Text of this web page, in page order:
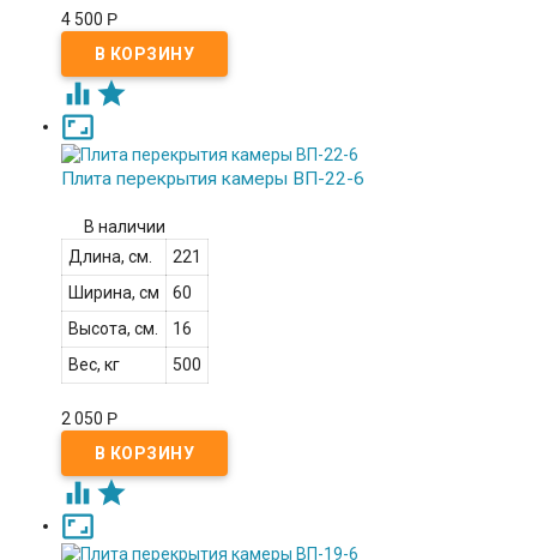
4 500 Р
 

Плита перекрытия камеры ВП-22-6
В наличии
Длина, см.
221
Ширина, см
60
Высота, см.
16
Вес, кг
500
2 050 Р
 
